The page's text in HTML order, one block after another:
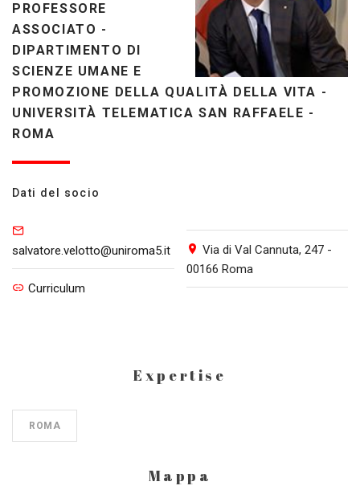
PROFESSORE
ASSOCIATO -
DIPARTIMENTO DI
SCIENZE UMANE E
PROMOZIONE DELLA QUALITÀ DELLA VITA -
UNIVERSITÀ TELEMATICA SAN RAFFAELE -
ROMA
Dati del socio
salvatore.velotto@uniroma5.it
Curriculum
Via di Val Cannuta, 247 -
00166 Roma
Expertise
ROMA
Mappa